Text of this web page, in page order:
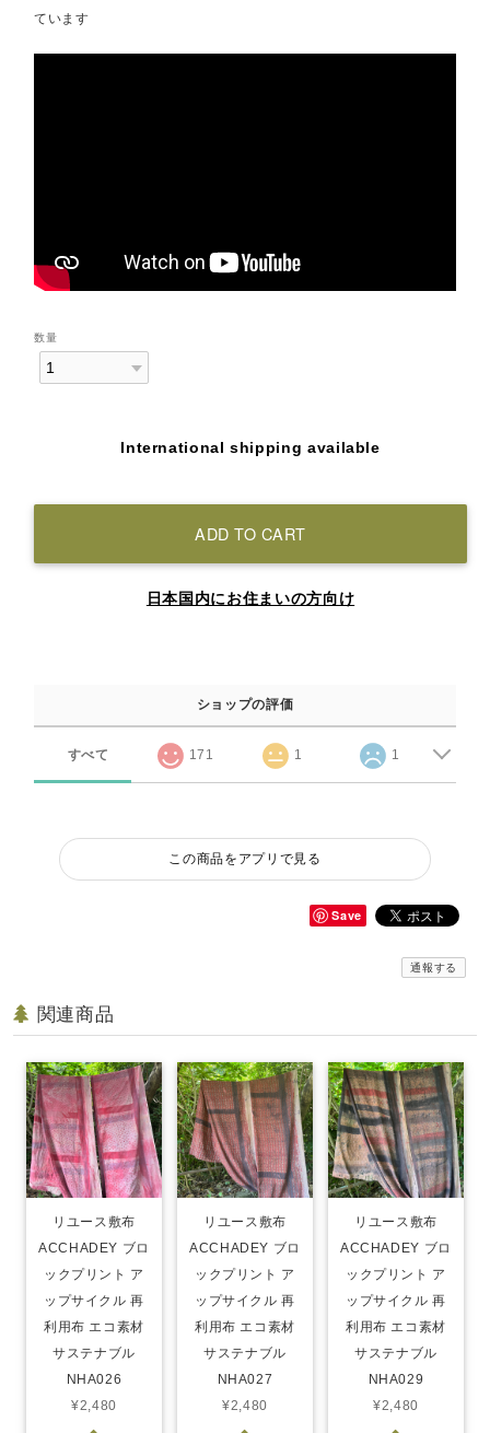
ています
数量
International shipping available
ADD TO CART
日本国内にお住まいの方向け
ショップの評価
すべて 171 1 1
この商品をアプリで見る
Save
通報する
関連商品
リユース敷布
ACCHADEY ブロ
ックプリント ア
ップサイクル 再
利用布 エコ素材
サステナブル
NHA026
¥2,480
リユース敷布
ACCHADEY ブロ
ックプリント ア
ップサイクル 再
利用布 エコ素材
サステナブル
NHA027
¥2,480
リユース敷布
ACCHADEY ブロ
ックプリント ア
ップサイクル 再
利用布 エコ素材
サステナブル
NHA029
¥2,480